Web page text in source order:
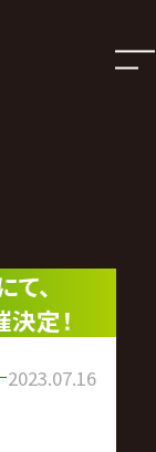
、
定！
2023.07.16